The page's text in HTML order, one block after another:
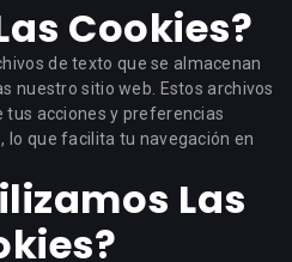
Cookies?
de texto que se almacenan
nuestro sitio web. Estos archivos
acciones y preferencias
lo que facilita tu navegación en
Las